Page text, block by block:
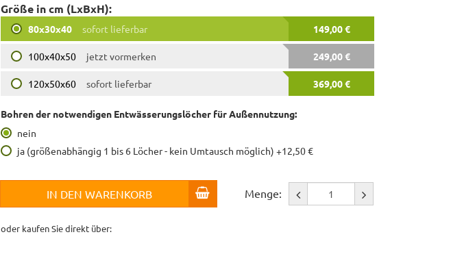
Größe in cm (LxBxH):
80x30x40 149,00 €
sofort lieferbar
100x40x50 249,00 €
jetzt vormerken
120x50x60 369,00 €
sofort lieferbar
Bohren der notwendigen Entwässerungslöcher für Außennutzung:
nein
ja (größenabhängig 1 bis 6 Löcher - kein Umtausch möglich) +12,50 €
IN DEN WARENKORB Menge:
oder kaufen Sie direkt über: